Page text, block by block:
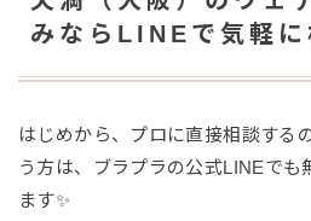
みならLINEで気軽に
はじめから、プロに直接相談する
う方は、ブラプラの公式LINEでも
ます✨